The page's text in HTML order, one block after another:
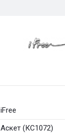
iFree
Аскет (КС1072)